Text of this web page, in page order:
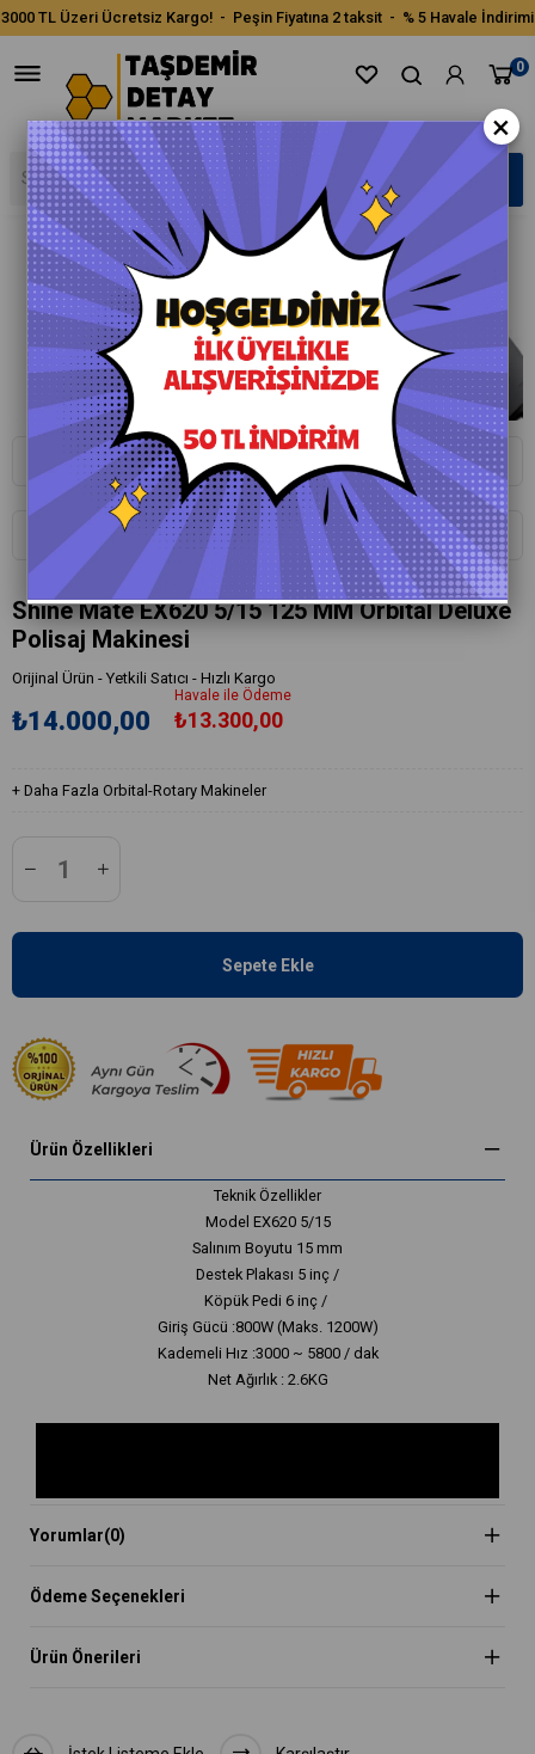
3000 TL Üzeri Ücretsiz Kargo! - Peşin Fiyatına 2 taksit - % 5 Havale İndirimi
0
Whatsapp ile Sipariş
Telefon İle Sipariş
Shine Mate EX620 5/15 125 MM Orbital Deluxe
Polisaj Makinesi
Orijinal Ürün - Yetkili Satıcı - Hızlı Kargo
₺14.000,00
Havale ile Ödeme
₺13.300,00
+ Daha Fazla Orbital-Rotary Makineler
Ürün Özellikleri
Teknik Özellikler
Model EX620 5/15
Salınım Boyutu 15 mm
Destek Plakası 5 inç /
Köpük Pedi 6 inç /
Giriş Gücü :800W (Maks. 1200W)
Kademeli Hız :3000 ~ 5800 / dak
Net Ağırlık : 2.6KG
Yorumlar(0)
Ödeme Seçenekleri
Ürün Önerileri
×